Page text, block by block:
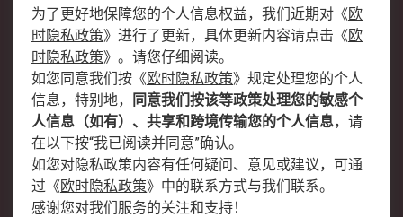
关于欧时
欧时销售条款
账户和付款
企业集团
全球办事处
关于我们
新闻中心
加入我们
为了更好地保障您的个人信息权益，我们近期对 《欧
时隐私政策》 进行了更新，具体更新内容请点击 《欧
时隐私政策》 。请您仔细阅读。
如您同意我们按 《欧时隐私政策》 规定处理您的个人
信息，特别地，
同意我们按该等政策处理您的敏感个
人信息（如有）、共享和跨境传输您的个人信息，请
在以下按“我已阅读并同意”确认。
如您对隐私政策内容有任何疑问、意见或建议，可通
过 《欧时隐私政策》 中的联系方式与我们联系。
感谢您对我们服务的关注和支持！